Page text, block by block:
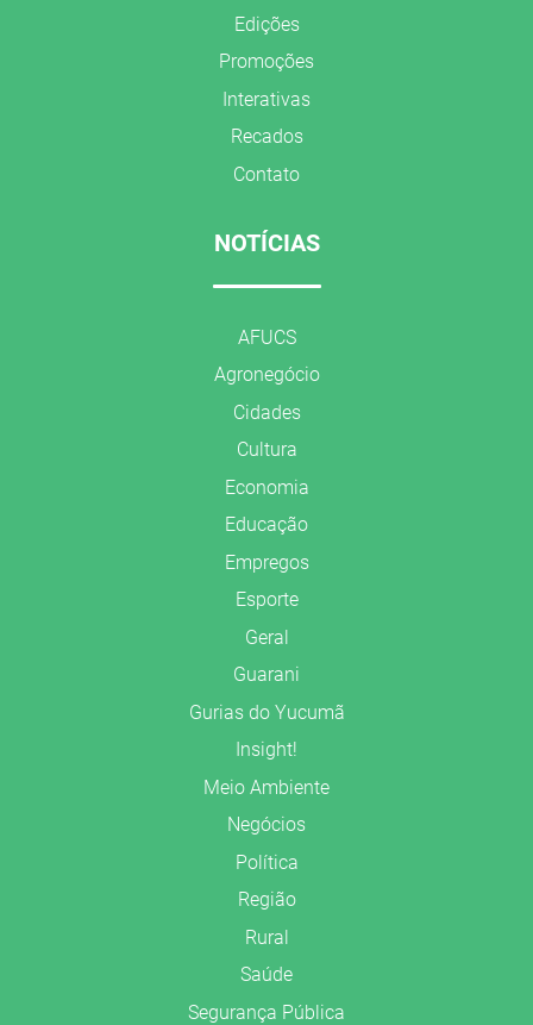
Edições
Promoções
Interativas
Recados
Contato
NOTÍCIAS
AFUCS
Agronegócio
Cidades
Cultura
Economia
Educação
Empregos
Esporte
Geral
Guarani
Gurias do Yucumã
Insight!
Meio Ambiente
Negócios
Política
Região
Rural
Saúde
Segurança Pública